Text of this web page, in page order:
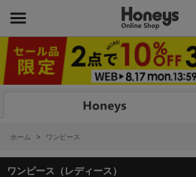
ホーム > ワンピース
ワンピース（レディース）